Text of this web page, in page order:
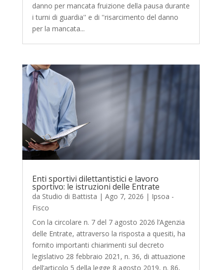
danno per mancata fruizione della pausa durante
i turni di guardia'' e di ''risarcimento del danno
per la mancata...
Enti sportivi dilettantistici e lavoro
sportivo: le istruzioni delle Entrate
da Studio di Battista | Ago 7, 2026 | Ipsoa -
Fisco
Con la circolare n. 7 del 7 agosto 2026 l’Agenzia
delle Entrate, attraverso la risposta a quesiti, ha
fornito importanti chiarimenti sul decreto
legislativo 28 febbraio 2021, n. 36, di attuazione
dell’articolo 5 della legge 8 agosto 2019, n. 86,